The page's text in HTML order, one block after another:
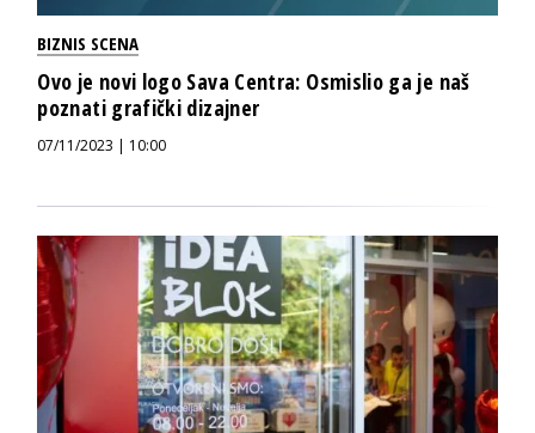
BIZNIS SCENA
Ovo je novi logo Sava Centra: Osmislio ga je naš
poznati grafički dizajner
07/11/2023 | 10:00